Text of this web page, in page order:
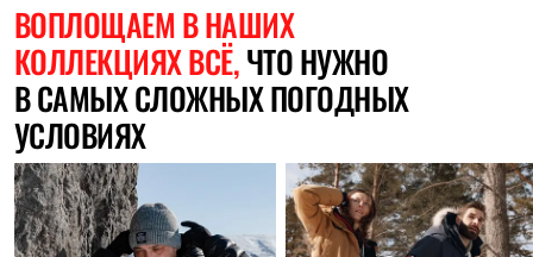
Брюки
Жилеты
Утепленная синтетикой
Куртки
Брюки
Штормовая одежда
Куртки
Софтшелл одежда
Куртки
Брюки
Лёгкая одежда
ВОПЛОЩАЕМВ НАШИХ
КОЛЛЕКЦИЯХ ВСЁ,ЧТО НУЖНО
В САМЫХ СЛОЖНЫХ ПОГОДНЫХ
УСЛОВИЯХ